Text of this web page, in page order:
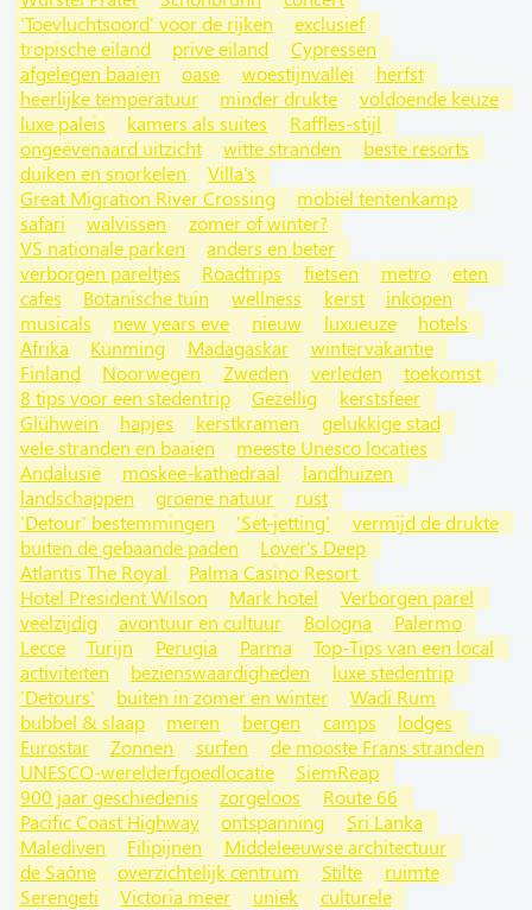
'Toevluchtsoord' voor de rijken
exclusief
tropische eiland
prive eiland
Cypressen
afgelegen baaien
oase woestijnvallei
herfst
heerlijke temperatuur
minder drukte
voldoende keuze
luxe paleis
kamers als suites
Raffles-stijl
ongeëvenaard uitzicht
witte stranden
beste resorts
duiken en snorkelen
Villa's
Great Migration River Crossing
mobiel tentenkamp
safari
walvissen
zomer of winter?
VS nationale parken
anders en beter
verborgen pareltjes
Roadtrips fietsen metro
eten
cafes
Botanische tuin wellness kerst
inkopen
musicals
new years eve nieuw luxueuze
hotels
Afrika
Kunming Madagaskar
wintervakantie
Finland
Noorwegen Zweden verleden
toekomst
8 tips voor een stedentrip
Gezellig
kerstsfeer
Glühwein
hapjes kerstkramen
gelukkige stad
vele stranden en baaien
meeste Unesco locaties
Andalusië
moskee-kathedraal
landhuizen
landschappen
groene natuur
rust
'Detour' bestemmingen
'Set-jetting'
vermijd de drukte
buiten de gebaande paden
Lover's Deep
Atlantis The Royal
Palma Casino Resort
Hotel President Wilson
Mark hotel
Verborgen parel
veelzijdig
avontuur en cultuur Bologna
Palermo
Lecce
Turijn Perugia Parma
Top-Tips van een local
activiteiten
bezienswaardigheden
luxe stedentrip
'Detours'
buiten in zomer en winter
Wadi Rum
bubbel & slaap
meren bergen camps
lodges
Eurostar
Zonnen surfen
de mooste Frans stranden
UNESCO-werelderfgoedlocatie
SiemReap
900 jaar geschiedenis
zorgeloos
Route 66
Pacific Coast Highway
ontspanning
Sri Lanka
Malediven
Filipijnen
Middeleeuwse architectuur
de Saône
overzichtelijk centrum Stilte
ruimte
Serengeti
Victoria meer uniek
culturele